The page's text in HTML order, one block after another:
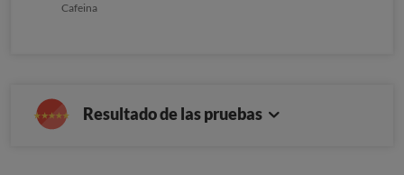
Cafeina
Resultado de las pruebas